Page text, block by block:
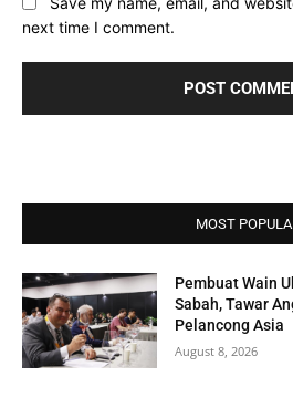
next time I comment.
MOST
Pembuat Wain
Sabah, Tawar
Pelancong Asia
August 8, 2026